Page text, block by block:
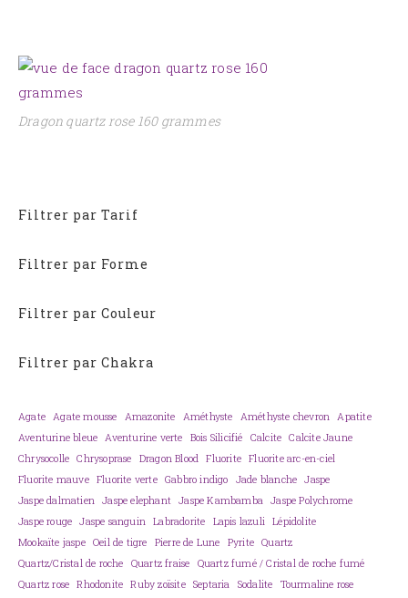
Dragon quartz rose 160 grammes
Filtrer par Tarif
Filtrer par Forme
Filtrer par Couleur
Filtrer par Chakra
Agate Agate mousse Amazonite Améthyste Améthyste chevron
Apatite
Aventurine bleue
Aventurine verte Bois Silicifié Calcite
Calcite Jaune
Chrysocolle
Chrysoprase Dragon Blood Fluorite Fluorite arc-en-ciel
Fluorite mauve Fluorite verte Gabbro indigo Jade blanche
Jaspe
Jaspe dalmatien Jaspe elephant Jaspe Kambamba Jaspe Polychrome
Jaspe rouge
Jaspe sanguin Labradorite Lapis lazuli Lépidolite
Mookaïte jaspe Oeil de tigre Pierre de Lune Pyrite Quartz
Quartz/Cristal de roche
Quartz fraise
Quartz fumé / Cristal de roche fumé
Quartz rose
Rhodonite Ruby zoïsite Septaria Sodalite
Tourmaline rose